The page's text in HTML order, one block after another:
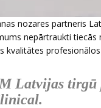
nozares partneris
nepārtraukti
Latvijas tirgū